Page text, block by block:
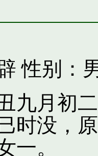
性别：
九月初
时没，
一。